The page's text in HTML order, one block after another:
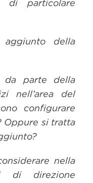
di particolare
della
da parte della
nell’area del
configurare
Oppure si tratta
nella
di direzione